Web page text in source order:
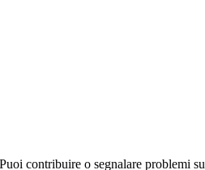
contribuire o segnalare problemi su